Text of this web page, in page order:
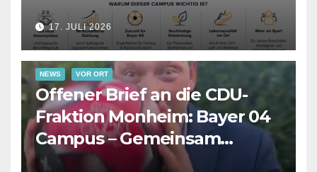
17. JULI 2026
NEWS VOR ORT
Offener Brief an die CDU-
Fraktion Monheim: Bayer 04
Campus – Gemeinsam
Verantwortung für die